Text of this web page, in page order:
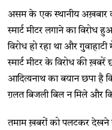
असम के एक स्थानीय अख़बार
स्मार्ट मीटर लगाने का
विरोध हो रहा था और
स्मार्ट मीटर के विरोध की ख़बरें
आदित्यनाथ का बयान छपा है
ग़लत बिजली बिल न मिले और
तमाम ख़बरों को पलटकर देखने